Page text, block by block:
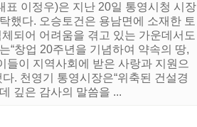
표 이정우)은 지난 20일 통영시청 시장
했다. 오승토건은 용남면에 소재한 토
되어 어려움을 겪고 있는 가운데서도
“창업 20주년을 기념하여 약속의 땅,
들이 지역사회에 받은 사랑과 지원으
. 천영기 통영시장은“위축된 건설경
깊은 감사의 말씀을 ...